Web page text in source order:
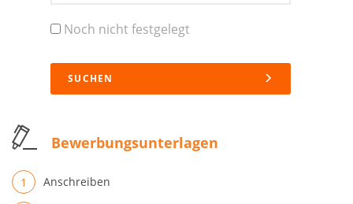
Noch nicht festgelegt
SUCHEN
Bewerbungsunterlagen
Anschreiben